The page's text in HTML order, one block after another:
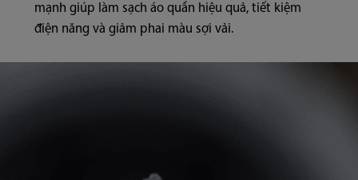
mạnh giúp làm sạch áo quần hiệu quả, tiết kiệm
điện năng và giảm phai màu sợi vải.